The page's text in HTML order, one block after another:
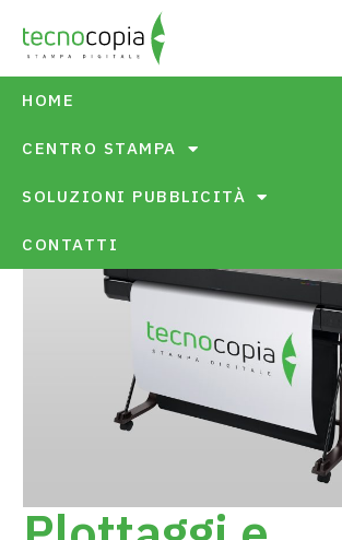
HOME
CENTRO STAMPA
SOLUZIONI PUBBLICITÀ
CONTATTI
TORNA AI SERVIZI